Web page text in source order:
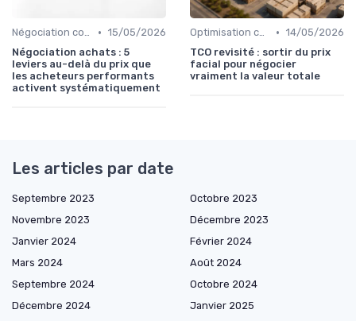
Négociation contrats • 15/05/2026
Négociation achats : 5
leviers au-delà du prix que
les acheteurs performants
activent systématiquement
Optimisation coûts • 14/05/2026
TCO revisité : sortir du prix
facial pour négocier
vraiment la valeur totale
Les articles par date
Septembre 2023
Octobre 2023
Novembre 2023
Décembre 2023
Janvier 2024
Février 2024
Mars 2024
Août 2024
Septembre 2024
Octobre 2024
Décembre 2024
Janvier 2025